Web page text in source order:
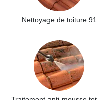
Nettoyage de toiture 91